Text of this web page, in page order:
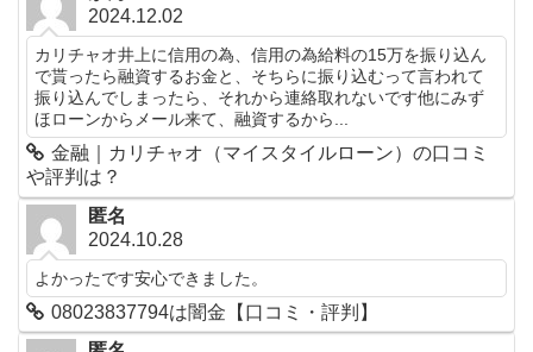
2024.12.02
カリチャオ井上に信用の為、信用の為給料の15万を振り込ん
で貰ったら融資するお金と、そちらに振り込むって言われて
振り込んでしまったら、それから連絡取れないです他にみず
ほローンからメール来て、融資するから...
金融｜カリチャオ（マイスタイルローン）の口コミ
や評判は？
匿名
2024.10.28
よかったです安心できました。
08023837794は闇金【口コミ・評判】